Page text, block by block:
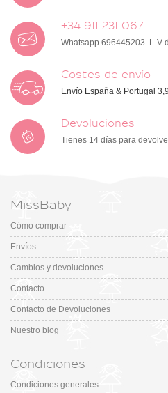
+34 911 231 067
Whatsapp 696445203 L-V
Costes de envío
Envío España & Portugal
Devoluciones
Tienes 14 días para
MissBaby
Cómo comprar
Envíos
Cambios y devoluciones
Contacto
Contacto de Devoluciones
Nuestro blog
Condiciones
Condiciones generales